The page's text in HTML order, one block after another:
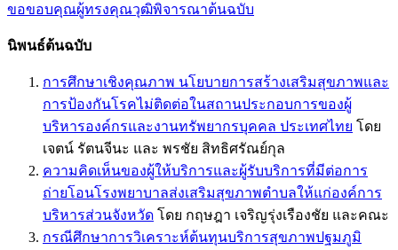
ขอขอบคุณผู้ทรงคุณวุฒิพิจารณาต้นฉบับ
นิพนธ์ต้นฉบับ
การศึกษาเชิงคุณภาพ นโยบายการสร้างเสริมสุขภาพและ
การป้องกันโรคไม่ติดต่อในสถานประกอบการของผู้
บริหารองค์กรและงานทรัพยากรบุคคล ประเทศไทย โดย
เจตน์ รัตนจีนะ และ พรชัย สิทธิศรัณย์กุล
ความคิดเห็นของผู้ให้บริการและผู้รับบริการที่มีต่อการ
ถ่ายโอนโรงพยาบาลส่งเสริมสุขภาพตำบลให้แก่องค์การ
บริหารส่วนจังหวัด โดย กฤษฎา เจริญรุ่งเรืองชัย และคณะ
กรณีศึกษาการวิเคราะห์ต้นทุนบริการสุขภาพปฐมภูมิ